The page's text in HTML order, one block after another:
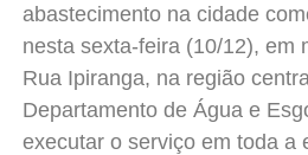
abastecimento na cidade
nesta sexta-feira (10/12), em
Rua Ipiranga, na região
Departamento de Água e
executar o serviço em toda a